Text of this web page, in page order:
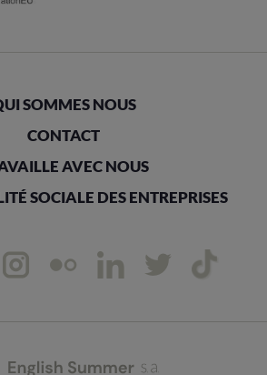
SOMMES NOUS
CONTACT
AVEC NOUS
SOCIALE DES ENTREPRISES